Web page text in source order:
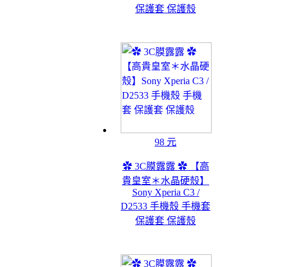
保護套 保護殼
98 元
✿ 3C膜露露 ✿ 【高
貴皇室＊水晶硬殼】
Sony Xperia C3 /
D2533 手機殼 手機套
保護套 保護殼